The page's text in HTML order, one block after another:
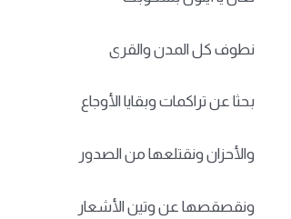
نطوف كل المدن والقرى
بحثا عن تراكمات وبقايا الأوجاع
والأحزان ونقتلعها من الصدور
ونقصقصها عن وتين الأشعار